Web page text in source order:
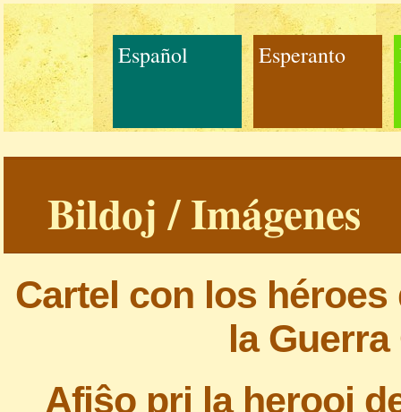
Español Esperanto
Bildoj / Imágenes
Cartel con los
la
Afiŝo pri la herooj